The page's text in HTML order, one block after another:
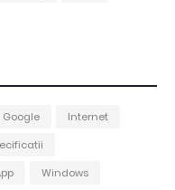
Google
Internet
Windows